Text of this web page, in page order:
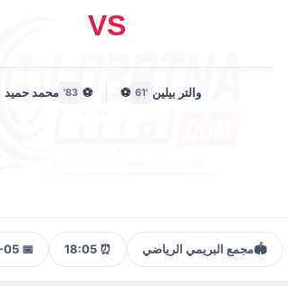
VS
والتر بيلين '61
⚽
⚽
83' محمد حميد
🏟️مجمع البريمي الرياضي ⏰ 18:05
📅 2024-05-05